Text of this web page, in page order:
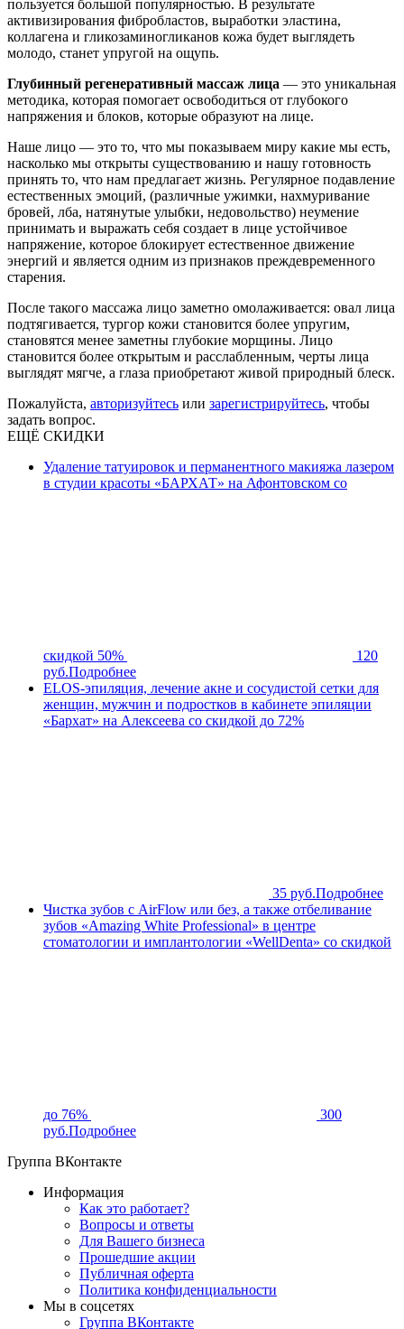
пользуется большой популярностью. В результате
активизирования фибробластов, выработки эластина,
коллагена и гликозаминогликанов кожа будет выглядеть
молодо, станет упругой на ощупь.
Глубинный регенеративный массаж лица — это уникальная
методика, которая помогает освободиться от глубокого
напряжения и блоков, которые образуют на лице.
Наше лицо — это то, что мы показываем миру какие мы есть,
насколько мы открыты существованию и нашу готовность
принять то, что нам предлагает жизнь. Регулярное подавление
естественных эмоций, (различные ужимки, нахмуривание
бровей, лба, натянутые улыбки, недовольство) неумение
принимать и выражать себя создает в лице устойчивое
напряжение, которое блокирует естественное движение
энергий и является одним из признаков преждевременного
старения.
После такого массажа лицо заметно омолаживается: овал лица
подтягивается, тургор кожи становится более упругим,
становятся менее заметны глубокие морщины. Лицо
становится более открытым и расслабленным, черты лица
выглядят мягче, а глаза приобретают живой природный блеск.
Пожалуйста, авторизуйтесь или зарегистрируйтесь, чтобы
задать вопрос.
ЕЩЁ СКИДКИ
Удаление татуировок и перманентного макияжа лазером
в студии красоты «БАРХАТ» на Афонтовском со
скидкой 50%
120
руб.Подробнее
ELOS-эпиляция, лечение акне и сосудистой сетки для
женщин, мужчин и подростков в кабинете эпиляции
«Бархат» на Алексеева со скидкой до 72%
35 руб.Подробнее
Чистка зубов с AirFlow или без, а также отбеливание
зубов «Amazing White Professional» в центре
стоматологии и имплантологии «WellDenta» со скидкой
до 76%
300
руб.Подробнее
Группа ВКонтакте
Информация
Как это работает?
Вопросы и ответы
Для Вашего бизнеса
Прошедшие акции
Публичная оферта
Политика конфиденциальности
Мы в соцсетях
Группа ВКонтакте